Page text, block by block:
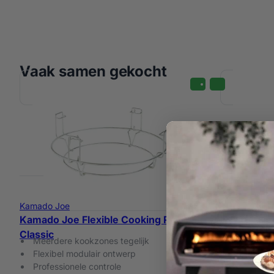
Vaak samen gekocht
Kamado Joe
Kamado Joe Flexible Cooking Rack –
Classic
Meerdere kookzones tegelijk
Flexibel modulair ontwerp
Professionele controle
Kamado Joe
Kamado
Tot ca.
Origineel
Complete